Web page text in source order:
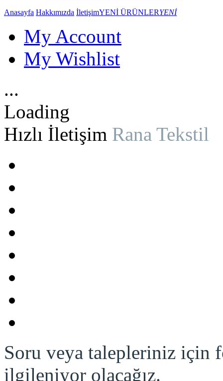
Anasayfa Hakkımızda İletişimYENİ ÜRÜNLERYENİ
My Account
My Wishlist
...
Loading
Hızlı İletişim Rana Tekstil
Soru veya talepleriniz için
ilgileniyor olacağız.